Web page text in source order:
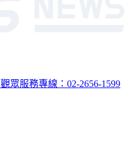
觀眾服務專線：02-2656-1599